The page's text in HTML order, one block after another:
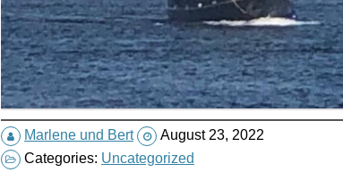
Marlene und Bert
August 23, 2022
Categories: Uncategorized